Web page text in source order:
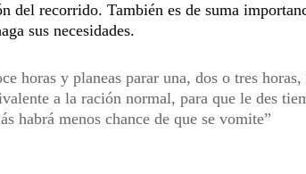
del recorrido. También es de suma
sus necesidades.
horas y planeas parar una, dos o tres
a la ración normal, para que le des
habrá menos chance de que se vomite